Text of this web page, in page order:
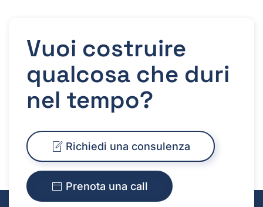
Vuoi costruire
qualcosa che duri
nel tempo?
Richiedi una consulenza
Prenota una call